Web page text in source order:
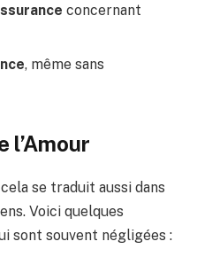
concernant
, même sans
l’Amour
se traduit aussi dans
Voici quelques
sont souvent négligées :